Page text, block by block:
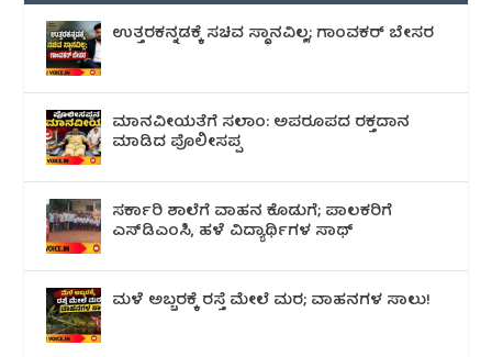
ಉತ್ತರಕನ್ನಡಕ್ಕೆ ಸಚಿವ ಸ್ಥಾನವಿಲ್ಲ; ಗಾಂವಕರ್ ಬೇಸರ
ಮಾನವೀಯತೆಗೆ ಸಲಾಂ: ಅಪರೂಪದ ರಕ್ತದಾನ
ಮಾಡಿದ ಪೊಲೀಸಪ್ಪ
ಸರ್ಕಾರಿ ಶಾಲೆಗೆ ವಾಹನ ಕೊಡುಗೆ; ಪಾಲಕರಿಗೆ
ಎಸ್‌ಡಿಎಂಸಿ, ಹಳೆ ವಿದ್ಯಾರ್ಥಿಗಳ ಸಾಥ್
ಮಳೆ ಅಬ್ಬರಕ್ಕೆ ರಸ್ತೆ ಮೇಲೆ ಮರ; ವಾಹನಗಳ ಸಾಲು!